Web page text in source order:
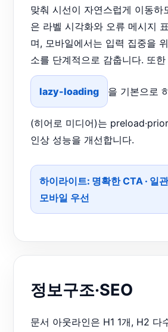
맞춰 시선이 자연스럽게 이동하
은 라벨 시각화와 오류 메시지
며, 모바일에서는 입력 집중을
소를 단계적으로 감춥니다. 또
lazy-loading 을 기본으로
(히어로 미디어)는
인상 성능을 개선합니다.
하이라이트: 명확한 CTA · 일
모바일 우선
정보구조·SEO
문서 아웃라인은 H1 1개, H2 다